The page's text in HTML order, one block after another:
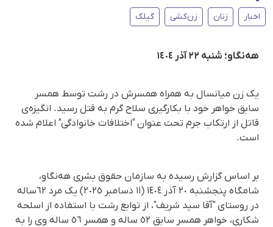
اخبار زنان زن‌کشی گیلک
هەنگاو؛ شنبه ۲۲ آذر ١٤٠٤
یک زن میانسال بە همراه همسرش در رشت توسط همسر
سابق خواهر خود با بکارگیری سلاح گرم بە قتل رسید. انگیزه‌ی
قاتل از ارتکاب جرم تحت عنوان "اختلافات خانوادگی" اعلام شده
است.
بر اساس گزارش رسیده به سازمان حقوق بشری هه‌نگاو،
شامگاه پنجشنبە ٢٠ آذر ١٤٠٤ (١١ دسامبر ٢٠٢٥) یک مرد ٦٢سالە
در روستای "آقا سید شریف"، از توابع رشت با استفادە از اسلحە
شكاری، خواهر همسر سابق ٥٢ سالە و همسر ٥٦ سالە وی را به